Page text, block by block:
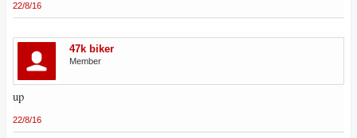
22/8/16
47k biker
Member
up
22/8/16